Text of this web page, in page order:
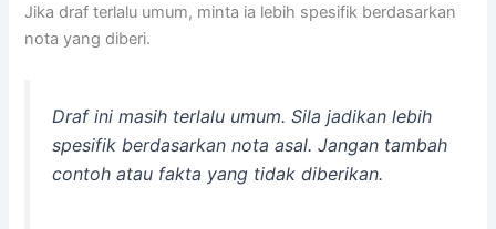
Jika draf terlalu umum, minta ia lebih spesifik berdasarkan
nota yang diberi.
Draf ini masih terlalu umum. Sila jadikan lebih
spesifik berdasarkan nota asal. Jangan tambah
contoh atau fakta yang tidak diberikan.